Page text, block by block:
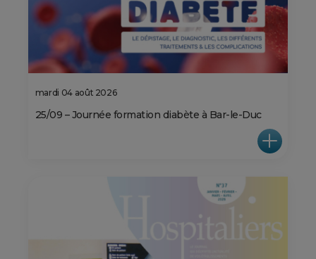
mardi 04 août 2026
25/09 – Journée formation diabète à Bar-le-Duc